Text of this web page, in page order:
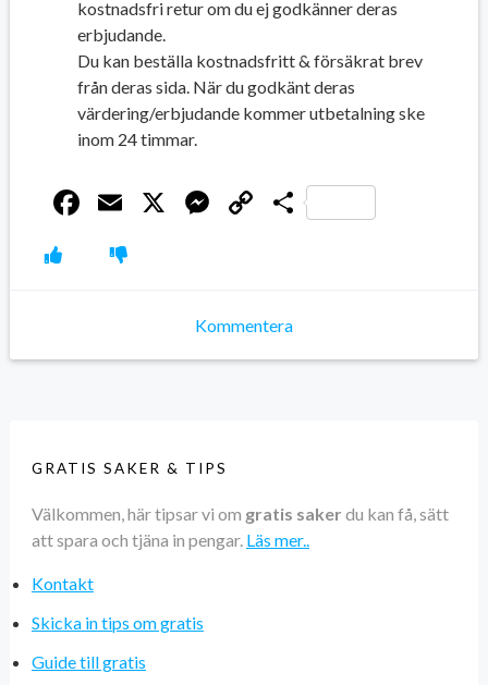
kostnadsfri retur om du ej godkänner deras
erbjudande.
Du kan beställa kostnadsfritt & försäkrat brev
från deras sida. När du godkänt deras
värdering/erbjudande kommer utbetalning ske
inom 24 timmar.
Facebook
Email
X Messenger
CopyDela
Kommentera
GRATIS SAKER & TIPS
Välkommen, här tipsar vi om gratis saker du kan få, sätt
att spara och tjäna in pengar. Läs mer..
Kontakt
Skicka in tips om gratis
Guide till gratis